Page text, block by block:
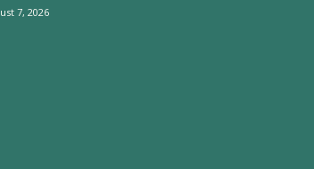
7, 2026